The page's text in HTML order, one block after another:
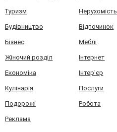
Туризм Нерухомість
Будівництво Відпочинок
Бізнес Меблі
Жіночий розділ Інтернет
Економіка Інтер'єр
Кулінарія Послуги
Подорожі Робота
Реклама